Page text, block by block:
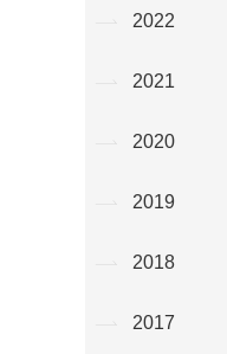
2022
2021
2020
2019
2018
2017